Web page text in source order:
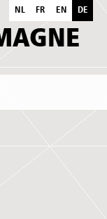
NL FR EN DE